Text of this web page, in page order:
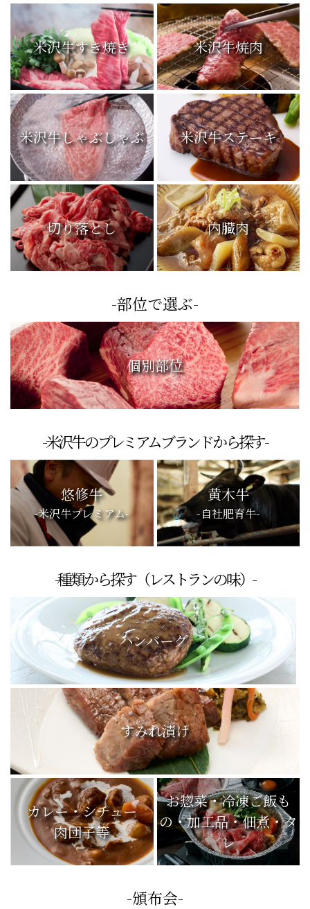
米沢牛すき焼き 米沢牛焼肉
米沢牛しゃぶしゃぶ 米沢牛ステーキ
切り落とし 内臓肉
-部位で選ぶ-
個別部位
-米沢牛のプレミアムブランドから探す-
悠修牛
-米沢牛プレミアム-
黄木牛
-自社肥育牛-
-種類から探す（レストランの味）-
ハンバーグ
すみれ漬け
カレー・シチュー
肉団子等
お惣菜・冷凍ご飯も
の・加工品・佃煮・タ
レ
-頒布会-